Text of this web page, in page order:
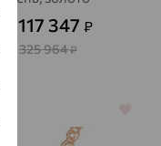
117 347₽
325 964₽